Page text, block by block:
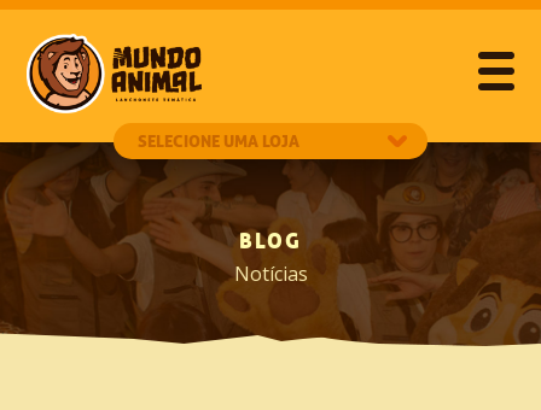
BLOG
Notícias